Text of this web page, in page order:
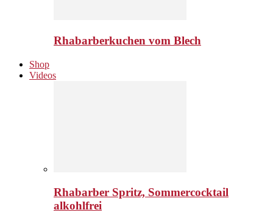
Rhabarberkuchen vom Blech
Shop
Videos
Rhabarber Spritz, Sommercocktail
alkohlfrei